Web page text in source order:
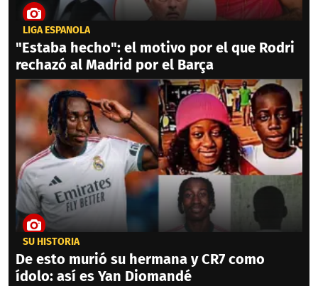
LIGA ESPAÑOLA
"Estaba hecho": el motivo por el que Rodri
rechazó al Madrid por el Barça
SU HISTORIA
De esto murió su hermana y CR7 como
ídolo: así es Yan Diomandé